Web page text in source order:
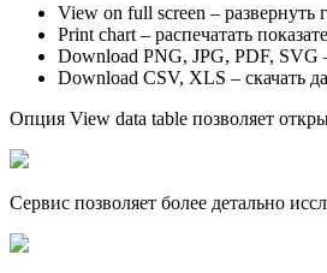
View on full screen – развернуть
Print chart – распечатать
Download PNG, JPG, PDF, SVG
Download CSV, XLS – скачать
Опция View data table позволяет
Сервис позволяет более детально